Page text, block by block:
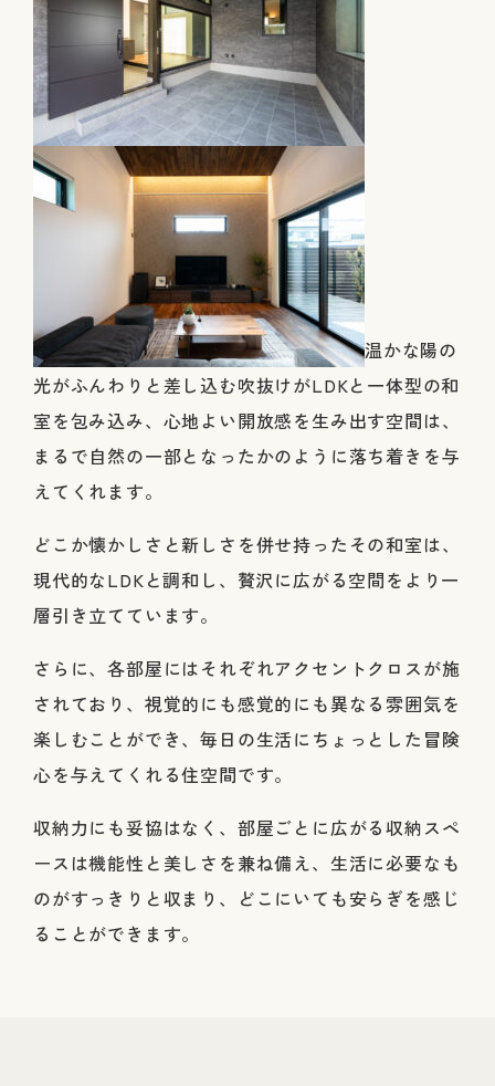
温かな陽の
光がふんわりと差し込む吹抜けがLDKと一体型の和
室を包み込み、心地よい開放感を生み出す空間は、
まるで自然の一部となったかのように落ち着きを与
えてくれます。
どこか懐かしさと新しさを併せ持ったその和室は、
現代的なLDKと調和し、贅沢に広がる空間をより一
層引き立てています。
さらに、各部屋にはそれぞれアクセントクロスが施
されており、視覚的にも感覚的にも異なる雰囲気を
楽しむことができ、毎日の生活にちょっとした冒険
心を与えてくれる住空間です。
収納力にも妥協はなく、部屋ごとに広がる収納スペ
ースは機能性と美しさを兼ね備え、生活に必要なも
のがすっきりと収まり、どこにいても安らぎを感じ
ることができます。